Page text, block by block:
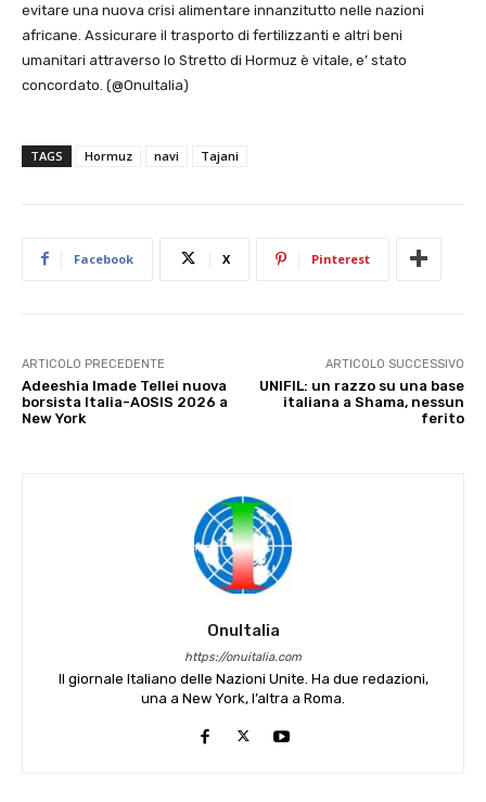
evitare una nuova crisi alimentare innanzitutto nelle nazioni
africane. Assicurare il trasporto di fertilizzanti e altri beni
umanitari attraverso lo Stretto di Hormuz è vitale, e’ stato
concordato. (@OnuItalia)
TAGS Hormuz navi Tajani
Facebook X Pinterest
ARTICOLO PRECEDENTE
Adeeshia Imade Tellei nuova
borsista Italia-AOSIS 2026 a
New York
ARTICOLO SUCCESSIVO
UNIFIL: un razzo su una base
italiana a Shama, nessun
ferito
OnuItalia
https://onuitalia.com
Il giornale Italiano delle Nazioni Unite. Ha due redazioni,
una a New York, l’altra a Roma.